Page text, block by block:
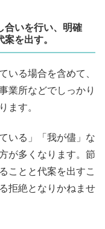
合いを行い、明確
を出す。
いる場合を含めて、
業所などでしっかり
ます。
いる」「我が儘」な
が多くなります。節
ことと代案を出すこ
拒絶となりかねませ